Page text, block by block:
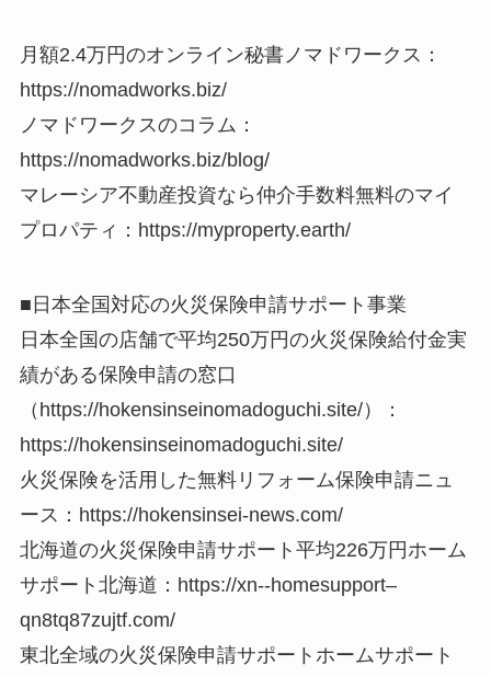
月額2.4万円のオンライン秘書ノマドワークス：
https://nomadworks.biz/
ノマドワークスのコラム：
https://nomadworks.biz/blog/
マレーシア不動産投資なら仲介手数料無料のマイ
プロパティ：https://myproperty.earth/
■日本全国対応の火災保険申請サポート事業
日本全国の店舗で平均250万円の火災保険給付金実
績がある保険申請の窓口
（https://hokensinseinomadoguchi.site/）：
https://hokensinseinomadoguchi.site/
火災保険を活用した無料リフォーム保険申請ニュ
ース：https://hokensinsei-news.com/
北海道の火災保険申請サポート平均226万円ホーム
サポート北海道：https://xn--homesupport–
qn8tq87zujtf.com/
東北全域の火災保険申請サポートホームサポート